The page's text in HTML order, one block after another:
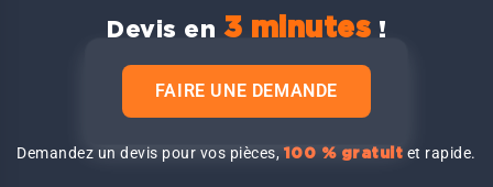
Devis en 3 minutes !
FAIRE UNE DEMANDE
Demandez un devis pour vos pièces,100 % gratuit et rapide.